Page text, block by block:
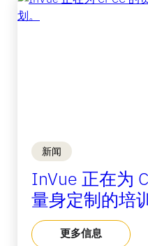
新闻
InVue 正在为
量身定制的培
更多信息